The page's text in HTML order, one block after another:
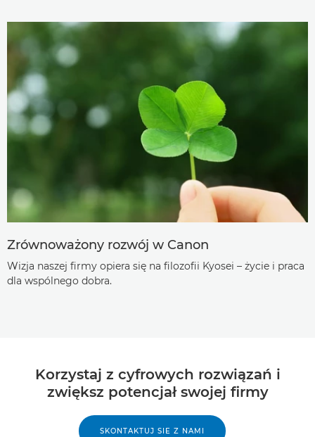
Zrównoważony rozwój w Canon
Wizja naszej firmy opiera się na filozofii Kyosei – życie i praca
dla wspólnego dobra.
Korzystaj z cyfrowych rozwiązań i
zwiększ potencjał swojej firmy
SKONTAKTUJ SIE Z NAMI